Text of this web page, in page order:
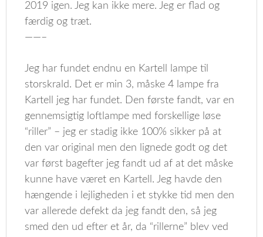
2019 igen. Jeg kan ikke mere. Jeg er flad og
færdig og træt.
——–
Jeg har fundet endnu en Kartell lampe til
storskrald. Det er min 3, måske 4 lampe fra
Kartell jeg har fundet. Den første fandt, var en
gennemsigtig loftlampe med forskellige løse
“riller” – jeg er stadig ikke 100% sikker på at
den var original men den lignede godt og det
var først bagefter jeg fandt ud af at det måske
kunne have været en Kartell. Jeg havde den
hængende i lejligheden i et stykke tid men den
var allerede defekt da jeg fandt den, så jeg
smed den ud efter et år, da “rillerne” blev ved